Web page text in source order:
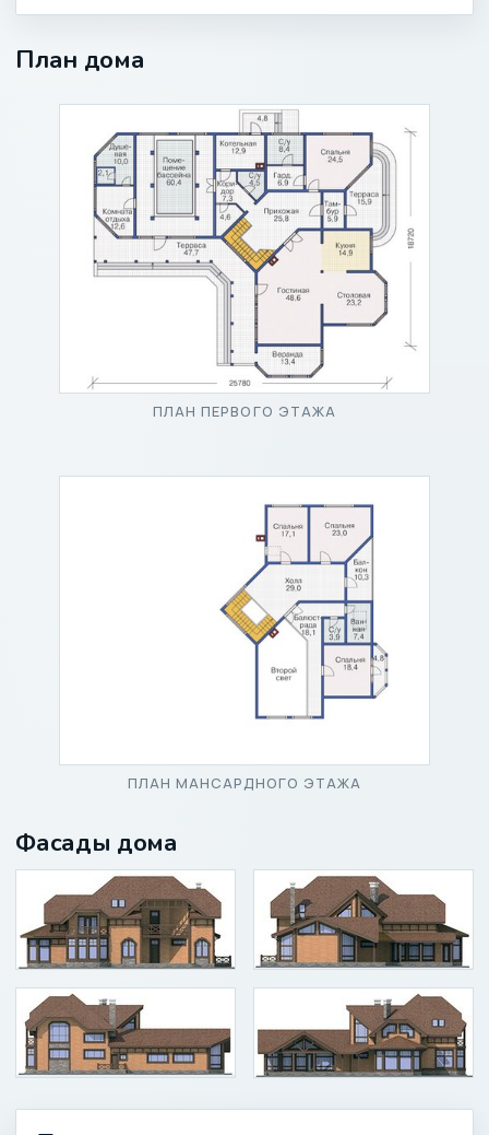
План дома
ПЛАН ПЕРВОГО ЭТАЖА
ПЛАН МАНСАРДНОГО ЭТАЖА
Фасады дома